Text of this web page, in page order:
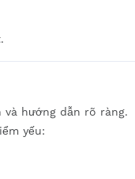
hướng dẫn rõ ràng.
yếu: